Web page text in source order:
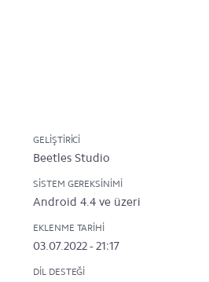
GELIŞTIRICI
Beetles Studio
SISTEM GEREKSINIMI
Android 4.4 ve üzeri
EKLENME TARIHI
03.07.2022 - 21:17
DIL DESTEĞI